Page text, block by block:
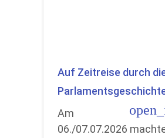
Auf Zeitreise durch
Am
06./07.07.2026